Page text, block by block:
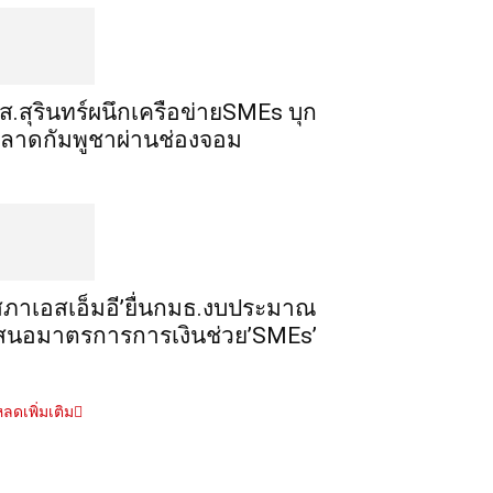
.สุรินทร์ผนึกเครือข่ายSMEs บุก
าดกัมพูชาผ่านช่องจอม
ภาเอสเอ็มอี’ยื่นกมธ.งบประมาณ
นอมาตรการการเงินช่วย’SMEs’
ดเพิ่มเติม